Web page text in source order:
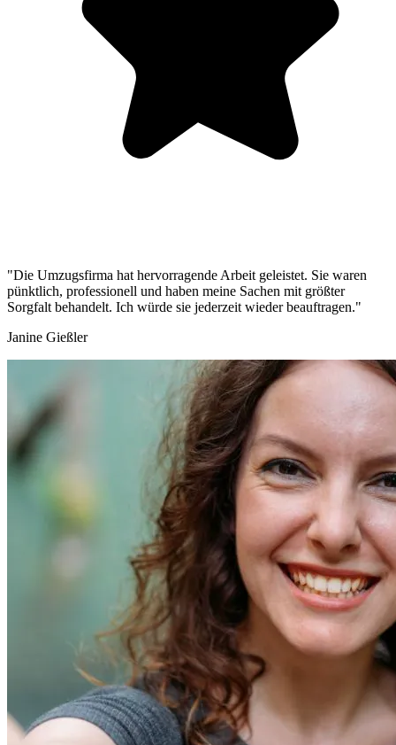
"Die Umzugsfirma hat hervorragende Arbeit geleistet. Sie waren
pünktlich, professionell und haben meine Sachen mit größter
Sorgfalt behandelt. Ich würde sie jederzeit wieder beauftragen."
Janine Gießler